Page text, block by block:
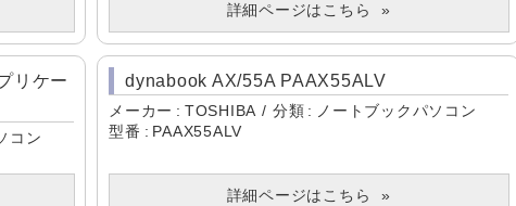
詳細ページはこちら
リケー
コン
dynabook AX/55A PAAX55ALV
メーカー TOSHIBA 分類
ノートブックパソコン
型番
PAAX55ALV
詳細ページはこちら